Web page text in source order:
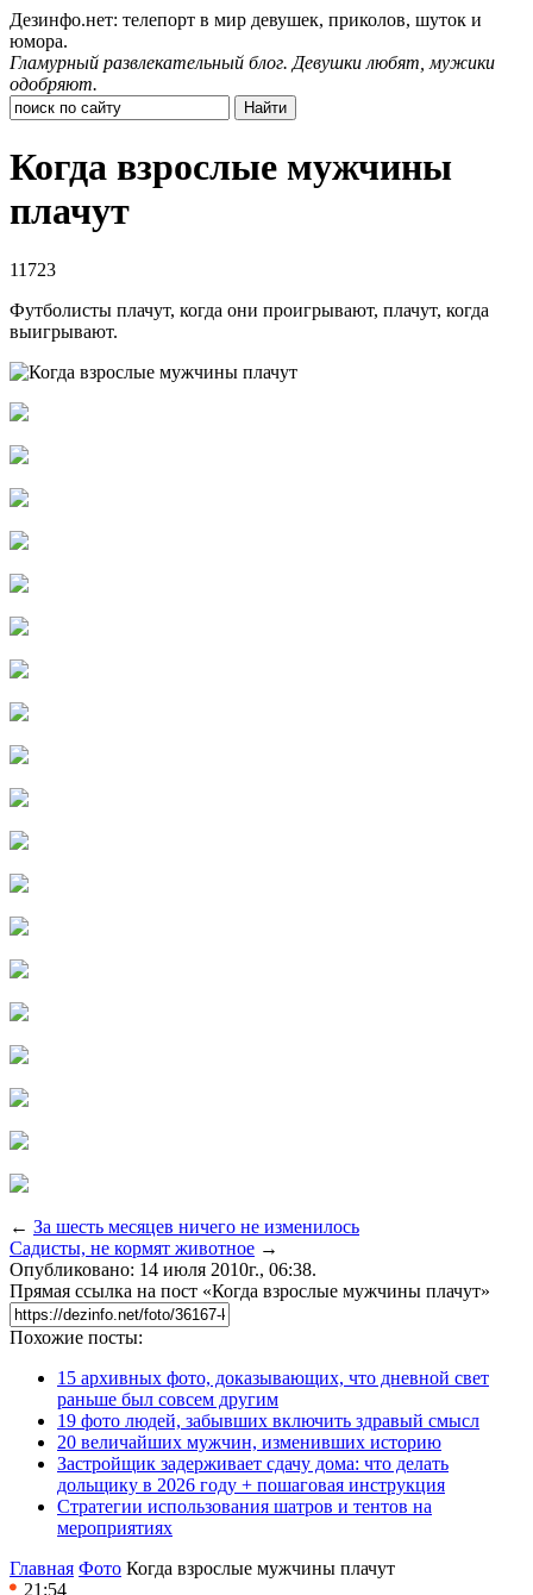
Дезинфо.нет: телепорт в мир девушек, приколов, шуток и
юмора.
Гламурный развлекательный блог. Девушки любят, мужики
одобряют.
Когда взрослые мужчины
плачут
11723
Футболисты плачут, когда они проигрывают, плачут, когда
выигрывают.
← За шесть месяцев ничего не изменилось
Садисты, не кормят животное →
Опубликовано: 14 июля 2010г., 06:38.
Прямая ссылка на пост «Когда взрослые мужчины плачут»
Похожие посты:
15 архивных фото, доказывающих, что дневной свет
раньше был совсем другим
19 фото людей, забывших включить здравый смысл
20 величайших мужчин, изменивших историю
Застройщик задерживает сдачу дома: что делать
дольщику в 2026 году + пошаговая инструкция
Стратегии использования шатров и тентов на
мероприятиях
Главная Фото Когда взрослые мужчины плачут
21:54